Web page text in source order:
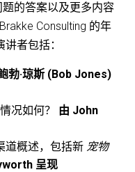
的答案以及更多内容
Consulting 的年
者包括：
勃·琼斯 (Bob Jones)
况如何？ 由 John
道概述，包括新 宠物
呈现